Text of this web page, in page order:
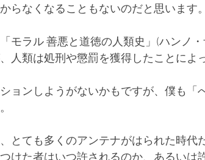
らなくなることもないのだと思います。
モラル 善悪と道徳の人類史」(ハンノ
人類は処刑や懲罰を獲得したことによ
ョンしようがないかもですが、僕も「
とても多くのアンテナがはられた時代